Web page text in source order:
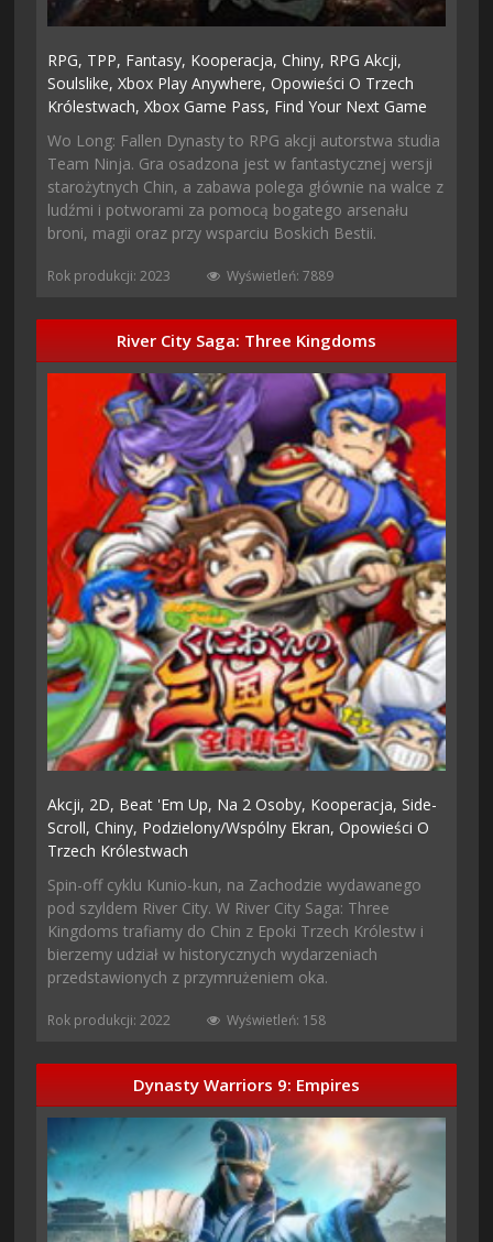
RPG, TPP, Fantasy, Kooperacja,Chiny, RPG Akcji,
Soulslike,Xbox Play Anywhere,Opowieści O Trzech
Królestwach,Xbox Game Pass, Find Your Next Game
Wo Long: Fallen Dynasty to RPG akcji autorstwa studia
Team Ninja. Gra osadzona jest w fantastycznej wersji
starożytnych Chin, a zabawa polega głównie na walce z
ludźmi i potworami za pomocą bogatego arsenału
broni, magii oraz przy wsparciu Boskich Bestii.
Rok produkcji: 2023 Wyświetleń: 7889
River City Saga: Three Kingdoms
Akcji, 2D, Beat 'em Up, Na 2 Osoby, Kooperacja,Side-
Scroll,Chiny, Podzielony/wspólny Ekran,Opowieści O
Trzech Królestwach
Spin-off cyklu Kunio-kun, na Zachodzie wydawanego
pod szyldem River City. W River City Saga: Three
Kingdoms trafiamy do Chin z Epoki Trzech Królestw i
bierzemy udział w historycznych wydarzeniach
przedstawionych z przymrużeniem oka.
Rok produkcji: 2022 Wyświetleń: 158
Dynasty Warriors 9: Empires